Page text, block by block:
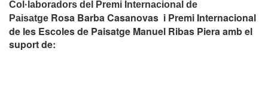
Col·laboradors del Premi Internacional de
Paisatge Rosa Barba Casanovas i Premi Internacional
de les Escoles de Paisatge Manuel Ribas Piera amb el
suport de: